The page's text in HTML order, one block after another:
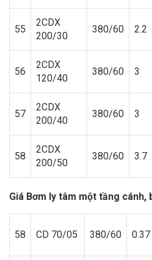
55
2CDX
200/30
380/60 2.2
56
2CDX
120/40
380/60 3
57
2CDX
200/40
380/60 3
58
2CDX
200/50
380/60 3.7
Giá Bơm ly tâm một tầng cánh,
58 CD 70/05 380/60 0.37